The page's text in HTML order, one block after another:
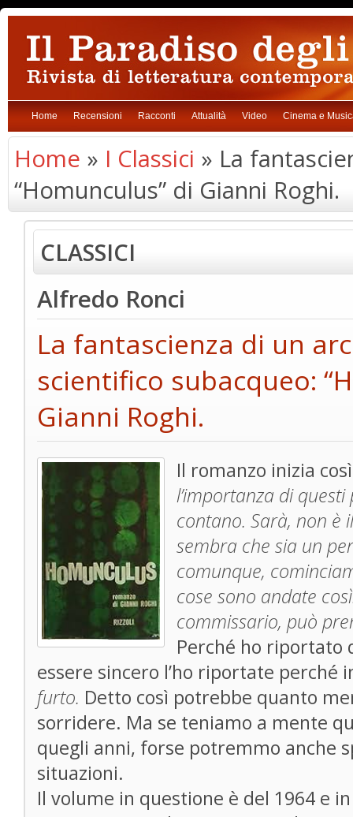
Home Recensioni Racconti Attualità Video Cinema e
Home » I Classici » La
“Homunculus” di Gianni Roghi.
CLASSICI
Alfredo Ronci
La fantascienza di un
scientifico subacqueo:
Gianni Roghi.
Il romanzo inizia
l’importanza di
contano. Sarà, non è
sembra che sia un
comunque,
cose sono andate
commissario, può
Perché ho riportato
essere sincero l’ho riportate perché
furto. Detto così potrebbe quanto
sorridere. Ma se teniamo a mente
quegli anni, forse potremmo anche
situazioni.
Il volume in questione è del 1964 e